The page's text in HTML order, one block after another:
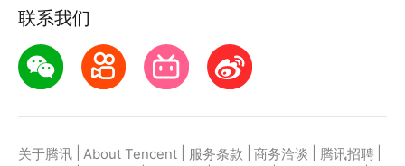
联系我们
关于腾讯 About Tencent 服务条款 商务洽谈 腾讯招聘